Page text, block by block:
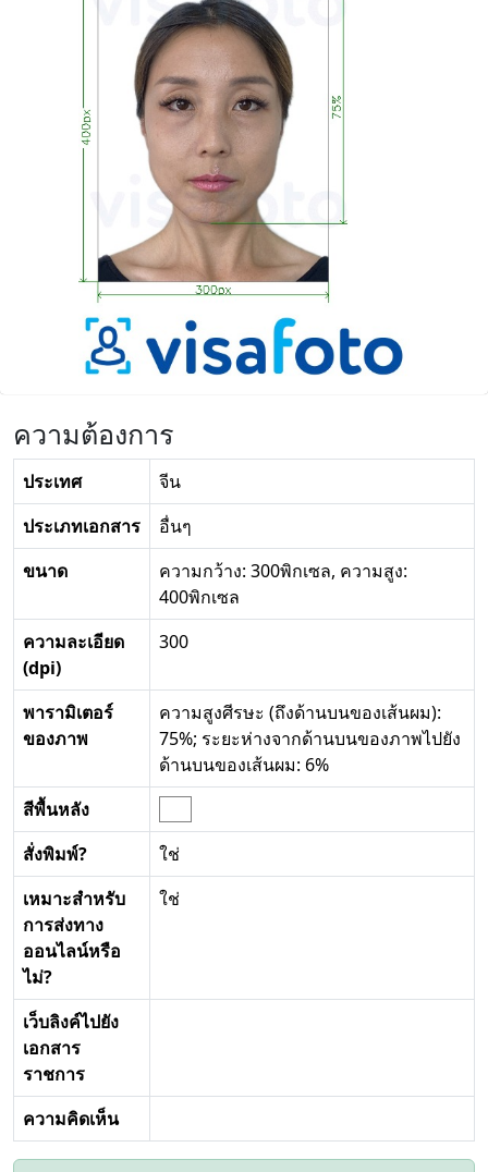
ความต้องการ
ประเทศ
จีน
ประเภทเอกสาร
อื่นๆ
ขนาด
ความกว้าง: 300พิกเซล, ความสูง:
400พิกเซล
ความละเอียด
(dpi)
300
พารามิเตอร์
ของภาพ
ความสูงศีรษะ (ถึงด้านบนของเส้นผม):
75%; ระยะห่างจากด้านบนของภาพไปยัง
ด้านบนของเส้นผม: 6%
สีพื้นหลัง
สั่งพิมพ์?
ใช่
เหมาะสำหรับ
การส่งทาง
ออนไลน์หรือ
ไม่?
ใช่
เว็บลิงค์ไปยัง
เอกสาร
ราชการ
ความคิดเห็น